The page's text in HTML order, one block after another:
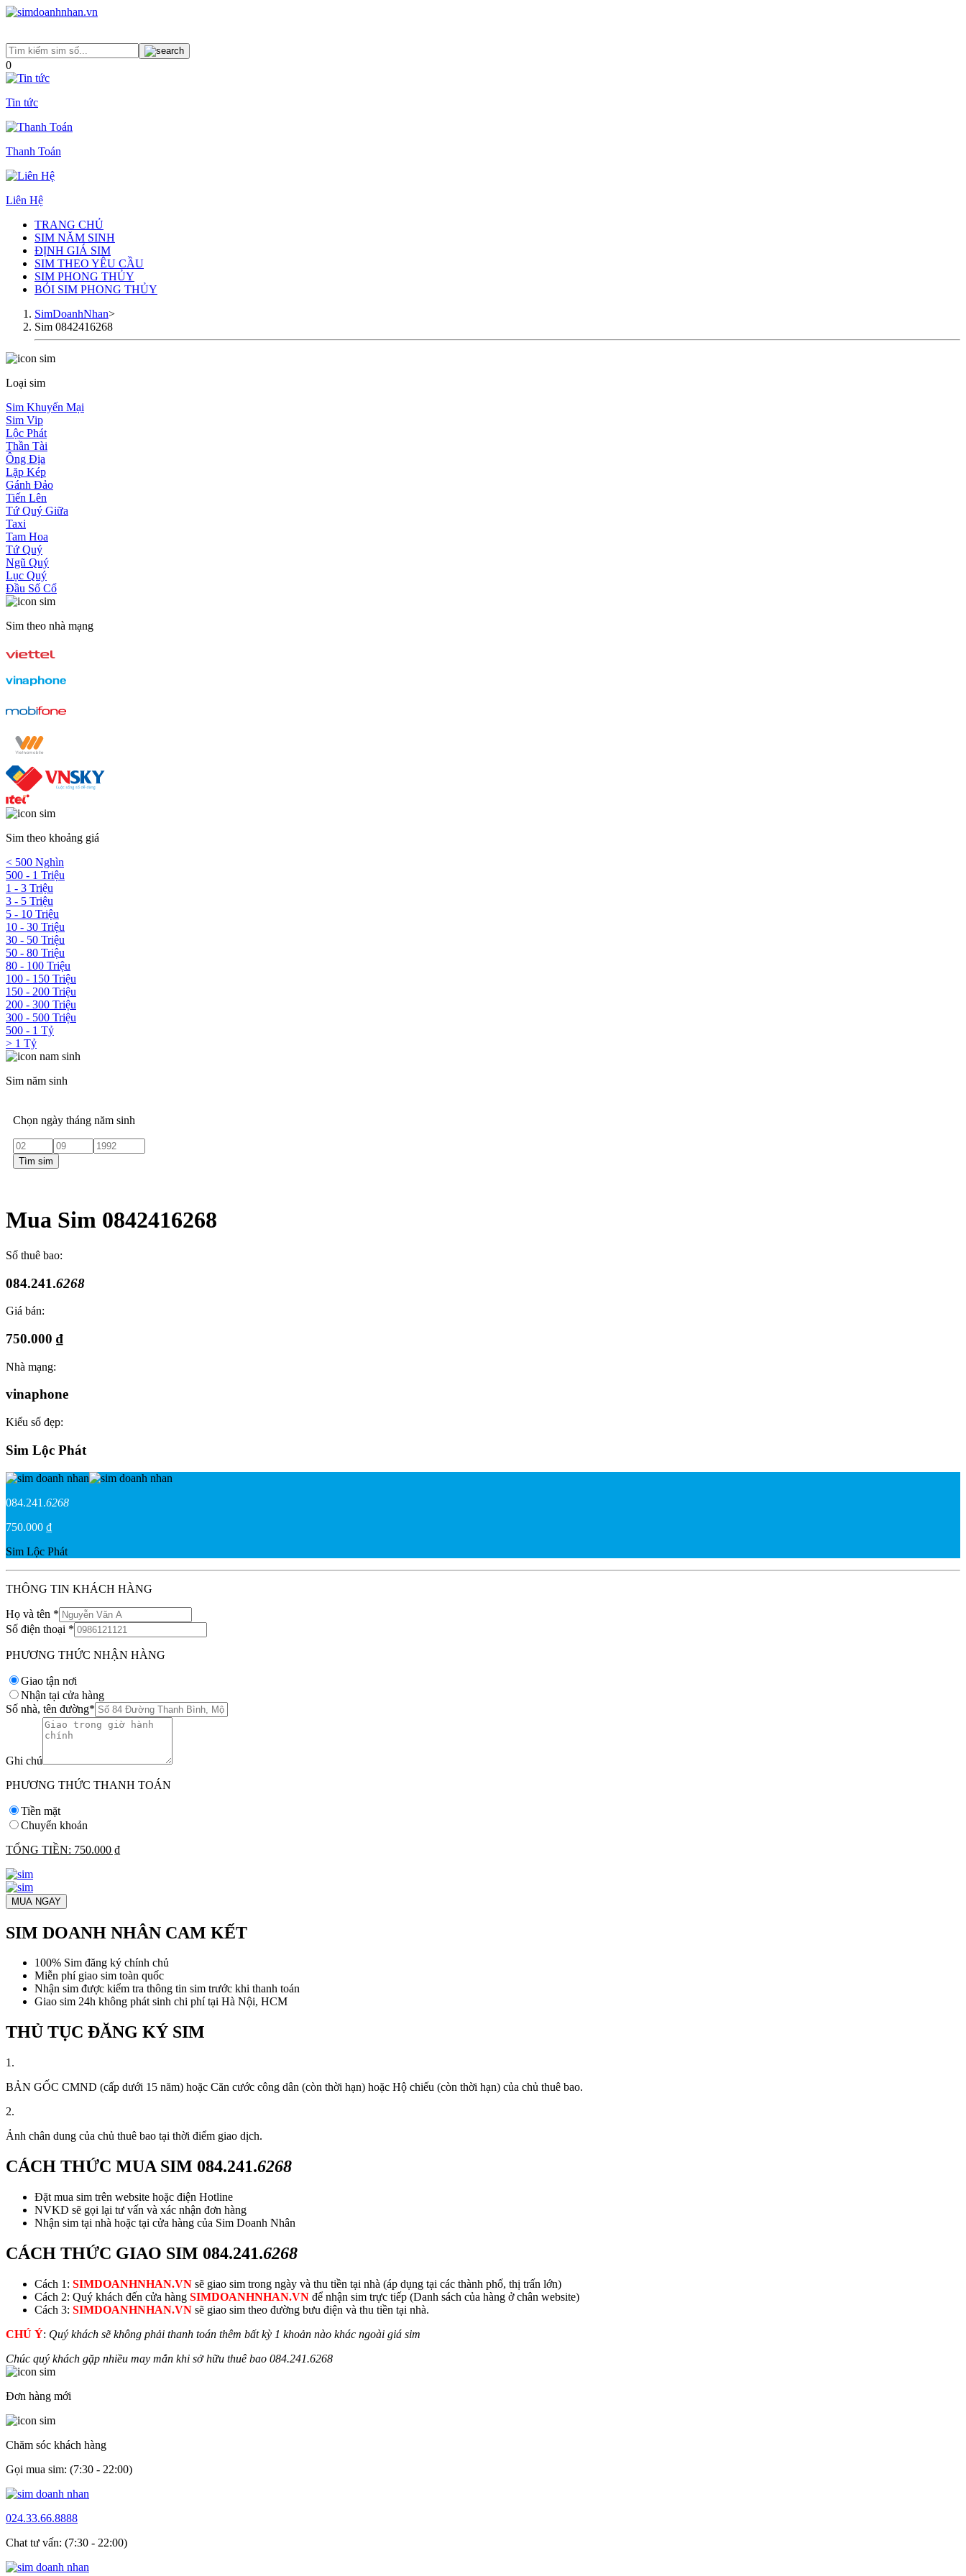
0
Tin tức
Thanh Toán
Liên Hệ
TRANG CHỦ
SIM NĂM SINH
ĐỊNH GIÁ SIM
SIM THEO YÊU CẦU
SIM PHONG THỦY
BÓI SIM PHONG THỦY
SimDoanhNhan>
Sim 0842416268
Loại sim
Sim Khuyến Mại
Sim Vip
Lộc Phát
Thần Tài
Ông Địa
Lặp Kép
Gánh Đảo
Tiến Lên
Tứ Quý Giữa
Taxi
Tam Hoa
Tứ Quý
Ngũ Quý
Lục Quý
Đầu Số Cổ
Sim theo nhà mạng
Sim theo khoảng giá
< 500 Nghìn
500 - 1 Triệu
1 - 3 Triệu
3 - 5 Triệu
5 - 10 Triệu
10 - 30 Triệu
30 - 50 Triệu
50 - 80 Triệu
80 - 100 Triệu
100 - 150 Triệu
150 - 200 Triệu
200 - 300 Triệu
300 - 500 Triệu
500 - 1 Tỷ
> 1 Tỷ
Sim năm sinh
Chọn ngày tháng năm sinh
Tìm sim
Mua Sim 0842416268
Số thuê bao:
084.241.6268
Giá bán:
750.000 ₫
Nhà mạng:
vinaphone
Kiểu số đẹp:
Sim Lộc Phát
084.241.6268
750.000 ₫
Sim Lộc Phát
THÔNG TIN KHÁCH HÀNG
Họ và tên *
Số điện thoại *
PHƯƠNG THỨC NHẬN HÀNG
Giao tận nơi
Nhận tại cửa hàng
Số nhà, tên đường*
Ghi chú
PHƯƠNG THỨC THANH TOÁN
Tiền mặt
Chuyển khoản
TỔNG TIỀN: 750.000 ₫
MUA NGAY
SIM DOANH NHÂN CAM KẾT
100% Sim đăng ký chính chủ
Miễn phí giao sim toàn quốc
Nhận sim được kiểm tra thông tin sim trước khi thanh toán
Giao sim 24h không phát sinh chi phí tại Hà Nội, HCM
THỦ TỤC ĐĂNG KÝ SIM
1.
BẢN GỐC CMND (cấp dưới 15 năm) hoặc Căn cước công dân (còn thời hạn) hoặc Hộ chiếu (còn thời hạn) của chủ thuê bao.
2.
Ảnh chân dung của chủ thuê bao tại thời điểm giao dịch.
CÁCH THỨC MUA SIM 084.241.6268
Đặt mua sim trên website hoặc điện Hotline
NVKD sẽ gọi lại tư vấn và xác nhận đơn hàng
Nhận sim tại nhà hoặc tại cửa hàng của Sim Doanh Nhân
CÁCH THỨC GIAO SIM 084.241.6268
Cách 1: SIMDOANHNHAN.VN sẽ giao sim trong ngày và thu tiền tại nhà (áp dụng tại các thành phố, thị trấn lớn)
Cách 2: Quý khách đến cửa hàng SIMDOANHNHAN.VN để nhận sim trực tiếp (Danh sách của hàng ở chân website)
Cách 3: SIMDOANHNHAN.VN sẽ giao sim theo đường bưu điện và thu tiền tại nhà.
CHÚ Ý: Quý khách sẽ không phải thanh toán thêm bất kỳ 1 khoản nào khác ngoài giá sim
Chúc quý khách gặp nhiều may mắn khi sở hữu thuê bao 084.241.6268
Đơn hàng mới
Chăm sóc khách hàng
Gọi mua sim: (7:30 - 22:00)
024.33.66.8888
Chat tư vấn: (7:30 - 22:00)